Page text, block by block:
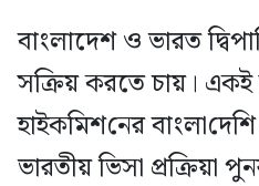
বাংলাদেশ ও ভারত
সক্রিয় করতে চায়। একই
হাইক‌মিশ‌নের
ভারতীয় ভিসা প্রক্রিয়া